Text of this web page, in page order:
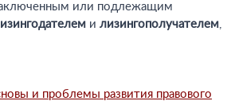
или подлежащим
и лизингополучателем,
и проблемы развития правового